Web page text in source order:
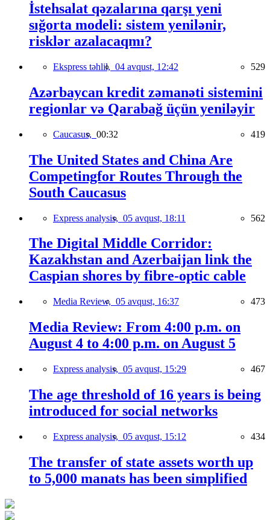
İstehsalat qəzalarına qarşı yeni
sığorta modeli: sistem yenilənir,
risklər azalacaqmı?
Ekspress təhlil, 04 avqust, 12:42 529
Azərbaycan kredit zəmanəti sistemini
regionlar və Qarabağ üçün yeniləyir
Caucasus, 00:32 419
The United States and China Are
Competingfor Routes Through the
South Caucasus
Express analysis, 05 avqust, 18:11 562
The Digital Middle Corridor:
Kazakhstan and Azerbaijan link the
Caspian shores by fibre-optic cable
Media Review, 05 avqust, 16:37 473
Media Review: From 4:00 p.m. on
August 4 to 4:00 p.m. on August 5
Express analysis, 05 avqust, 15:29 467
The age threshold of 16 years is being
introduced for social networks
Express analysis, 05 avqust, 15:12 434
The transfer of state assets worth up
to 5,000 manats has been simplified